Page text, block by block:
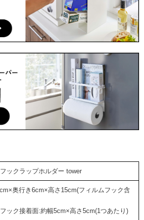
ックラップホルダー tower
奥行き6cm×高さ15cm(フィルムフック含
ック接着面:約幅5cm×高さ5cm(1つあたり)